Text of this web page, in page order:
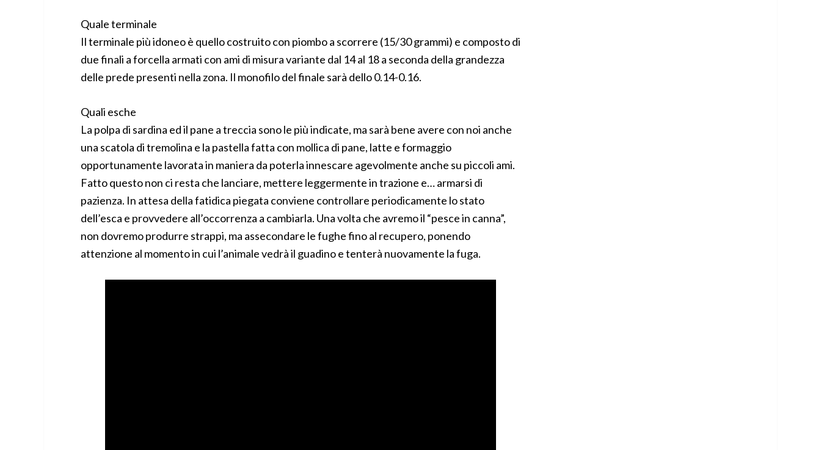
Quale terminale
Il terminale più idoneo è quello costruito con piombo a scorrere (15/30 grammi) e composto di
due finali a forcella armati con ami di misura variante dal 14 al 18 a seconda della grandezza
delle prede presenti nella zona. Il monofilo del finale sarà dello 0.14-0.16.
Quali esche
La polpa di sardina ed il pane a treccia sono le più indicate, ma sarà bene avere con noi anche
una scatola di tremolina e la pastella fatta con mollica di pane, latte e formaggio
opportunamente lavorata in maniera da poterla innescare agevolmente anche su piccoli ami.
Fatto questo non ci resta che lanciare, mettere leggermente in trazione e… armarsi di
pazienza. In attesa della fatidica piegata conviene controllare periodicamente lo stato
dell’esca e provvedere all’occorrenza a cambiarla. Una volta che avremo il “pesce in canna”,
non dovremo produrre strappi, ma assecondare le fughe fino al recupero, ponendo
attenzione al momento in cui l’animale vedrà il guadino e tenterà nuovamente la fuga.